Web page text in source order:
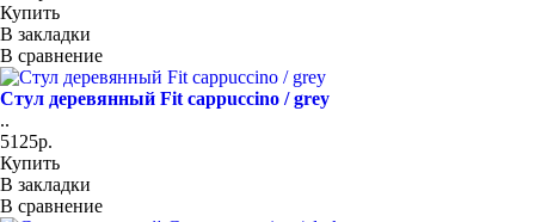
Купить
В закладки
В сравнение
Стул деревянный Fit cappuccino / grey
..
5125р.
Купить
В закладки
В сравнение